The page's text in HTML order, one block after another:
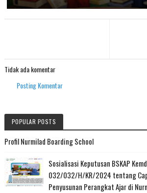
Tidak ada komentar
Posting Komentar
POPULAR POSTS
Profil Nurmilad Boarding School
Sosialisasi Keputusan BSKAP
032/032/H/KR/2024 tentang
Penyusunan Perangkat Ajar di